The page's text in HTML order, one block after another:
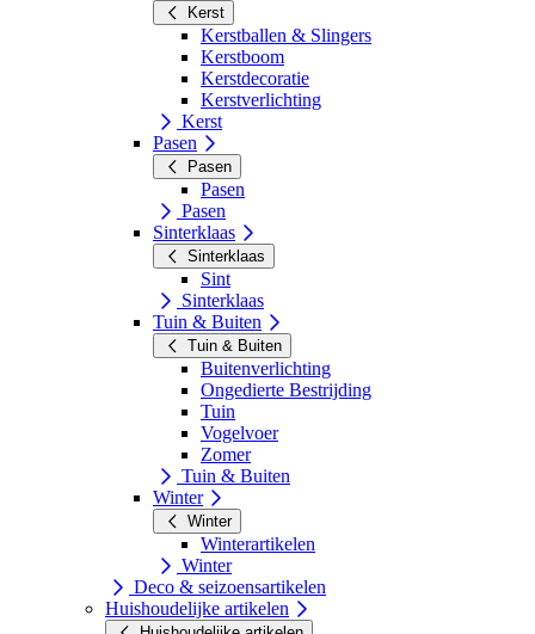
Kerst
Kerstballen & Slingers
Kerstboom
Kerstdecoratie
Kerstverlichting
Kerst
Pasen
Pasen
Pasen
Pasen
Sinterklaas
Sinterklaas
Sint
Sinterklaas
Tuin & Buiten
Tuin & Buiten
Buitenverlichting
Ongedierte Bestrijding
Tuin
Vogelvoer
Zomer
Tuin & Buiten
Winter
Winter
Winterartikelen
Winter
Deco & seizoensartikelen
Huishoudelijke artikelen